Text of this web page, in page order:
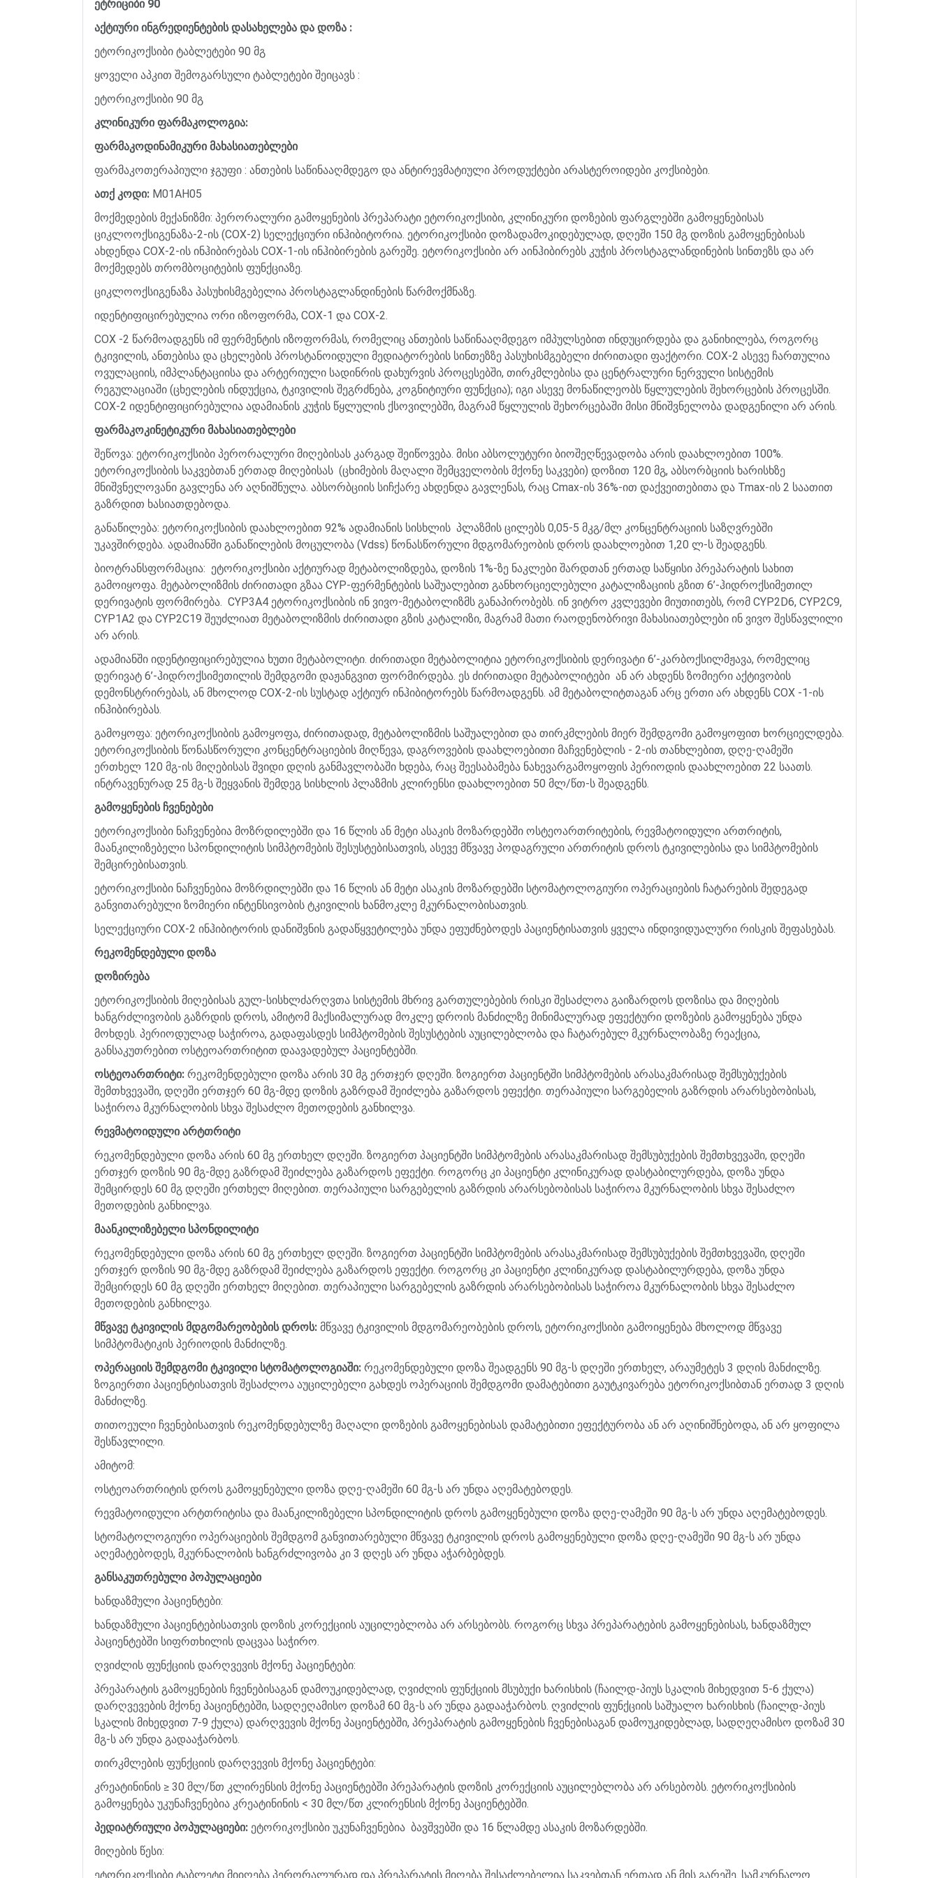
ეტრიციბი 90
აქტიური ინგრედიენტების დასახელება და დოზა :
ეტორიკოქსიბი ტაბლეტები 90 მგ
ყოველი აპკით შემოგარსული ტაბლეტები შეიცავს :
ეტორიკოქსიბი 90 მგ
კლინიკური ფარმაკოლოგია:
ფარმაკოდინამიკური მახასიათებლები
ფარმაკოთერაპიული ჯგუფი : ანთების საწინააღმდეგო და ანტირევმატიული პროდუქტები არასტეროიდები კოქსიბები.
ათქ კოდი: M01AH05
მოქმედების მექანიზმი: პერორალური გამოყენების პრეპარატი ეტორიკოქსიბი, კლინიკური დოზების ფარგლებში გამოყენებისას
ციკლოოქსიგენაზა-2-ის (COX-2) სელექციური ინჰიბიტორია. ეტორიკოქსიბი დოზადამოკიდებულად, დღეში 150 მგ დოზის გამოყენებისას
ახდენდა COX-2-ის ინჰიბირებას COX-1-ის ინჰიბირების გარეშე. ეტორიკოქსიბი არ აინჰიბირებს კუჭის პროსტაგლანდინების სინთეზს და არ
მოქმედებს თრომბოციტების ფუნქციაზე.
ციკლოოქსიგენაზა პასუხისმგებელია პროსტაგლანდინების წარმოქმნაზე.
იდენტიფიცირებულია ორი იზოფორმა, COX-1 და COX-2.
COX -2 წარმოადგენს იმ ფერმენტის იზოფორმას, რომელიც ანთების საწინააღმდეგო იმპულსებით ინდუცირდება და განიხილება, როგორც
ტკივილის, ანთებისა და ცხელების პროსტანოიდული მედიატორების სინთეზზე პასუხისმგებელი ძირითადი ფაქტორი. COX-2 ასევე ჩართულია
ოვულაციის, იმპლანტაციისა და არტერიული სადინრის დახურვის პროცესებში, თირკმლებისა და ცენტრალური ნერვული სისტემის
რეგულაციაში (ცხელების ინდუქცია, ტკივილის შეგრძნება, კოგნიტიური ფუნქცია); იგი ასევე მონაწილეობს წყლულების შეხორცების პროცესში.
COX-2 იდენტიფიცირებულია ადამიანის კუჭის წყლულის ქსოვილებში, მაგრამ წყლულის შეხორცებაში მისი მნიშვნელობა დადგენილი არ არის.
ფარმაკოკინეტიკური მახასიათებლები
შეწოვა: ეტორიკოქსიბი პერორალური მიღებისას კარგად შეიწოვება. მისი აბსოლუტური ბიოშეღწევადობა არის დაახლოებით 100%.
ეტორიკოქსიბის საკვებთან ერთად მიღებისას (ცხიმების მაღალი შემცველობის მქონე საკვები) დოზით 120 მგ, აბსორბციის ხარისხზე
მნიშვნელოვანი გავლენა არ აღნიშნულა. აბსორბციის სიჩქარე ახდენდა გავლენას, რაც Cmax-ის 36%-ით დაქვეითებითა და Tmax-ის 2 საათით
გაზრდით ხასიათდებოდა.
განაწილება: ეტორიკოქსიბის დაახლოებით 92% ადამიანის სისხლის პლაზმის ცილებს 0,05-5 მკგ/მლ კონცენტრაციის საზღვრებში
უკავშირდება. ადამიანში განაწილების მოცულობა (Vdss) წონასწორული მდგომარეობის დროს დაახლოებით 1,20 ლ-ს შეადგენს.
ბიოტრანსფორმაცია: ეტორიკოქსიბი აქტიურად მეტაბოლიზდება, დოზის 1%-ზე ნაკლები შარდთან ერთად საწყისი პრეპარატის სახით
გამოიყოფა. მეტაბოლიზმის ძირითადი გზაა CYP-ფერმენტების საშუალებით განხორციელებული კატალიზაციის გზით 6’-ჰიდროქსიმეთილ
დერივატის ფორმირება. CYP3A4 ეტორიკოქსიბის ინ ვივო-მეტაბოლიზმს განაპირობებს. ინ ვიტრო კვლევები მიუთითებს, რომ CYP2D6, CYP2C9,
CYP1A2 და CYP2C19 შეუძლიათ მეტაბოლიზმის ძირითადი გზის კატალიზი, მაგრამ მათი რაოდენობრივი მახასიათებლები ინ ვივო შესწავლილი
არ არის.
ადამიანში იდენტიფიცირებულია ხუთი მეტაბოლიტი. ძირითადი მეტაბოლიტია ეტორიკოქსიბის დერივატი 6’-კარბოქსილმჟავა, რომელიც
დერივატ 6’-ჰიდროქსიმეთილის შემდგომი დაჟანგვით ფორმირდება. ეს ძირითადი მეტაბოლიტები ან არ ახდენს ზომიერი აქტივობის
დემონსტრირებას, ან მხოლოდ COX-2-ის სუსტად აქტიურ ინჰიბიტორებს წარმოადგენს. ამ მეტაბოლიტთაგან არც ერთი არ ახდენს COX -1-ის
ინჰიბირებას.
გამოყოფა: ეტორიკოქსიბის გამოყოფა, ძირითადად, მეტაბოლიზმის საშუალებით და თირკმლების მიერ შემდგომი გამოყოფით ხორციელდება.
ეტორიკოქსიბის წონასწორული კონცენტრაციების მიღწევა, დაგროვების დაახლოებითი მაჩვენებლის - 2-ის თანხლებით, დღე-ღამეში
ერთხელ 120 მგ-ის მიღებისას შვიდი დღის განმავლობაში ხდება, რაც შეესაბამება ნახევარგამოყოფის პერიოდის დაახლოებით 22 საათს.
ინტრავენურად 25 მგ-ს შეყვანის შემდეგ სისხლის პლაზმის კლირენსი დაახლოებით 50 მლ/წთ-ს შეადგენს.
გამოყენების ჩვენებები
ეტორიკოქსიბი ნაჩვენებია მოზრდილებში და 16 წლის ან მეტი ასაკის მოზარდებში ოსტეოართრიტების, რევმატოიდული ართრიტის,
მაანკილიზებელი სპონდილიტის სიმპტომების შესუსტებისათვის, ასევე მწვავე პოდაგრული ართრიტის დროს ტკივილებისა და სიმპტომების
შემცირებისათვის.
ეტორიკოქსიბი ნაჩვენებია მოზრდილებში და 16 წლის ან მეტი ასაკის მოზარდებში სტომატოლოგიური ოპერაციების ჩატარების შედეგად
განვითარებული ზომიერი ინტენსივობის ტკივილის ხანმოკლე მკურნალობისათვის.
სელექციური COX-2 ინჰიბიტორის დანიშვნის გადაწყვეტილება უნდა ეფუძნებოდეს პაციენტისათვის ყველა ინდივიდუალური რისკის შეფასებას.
რეკომენდებული დოზა
დოზირება
ეტორიკოქსიბის მიღებისას გულ-სისხლძარღვთა სისტემის მხრივ გართულებების რისკი შესაძლოა გაიზარდოს დოზისა და მიღების
ხანგრძლივობის გაზრდის დროს, ამიტომ მაქსიმალურად მოკლე დროის მანძილზე მინიმალურად ეფექტური დოზების გამოყენება უნდა
მოხდეს. პერიოდულად საჭიროა, გადაფასდეს სიმპტომების შესუსტების აუცილებლობა და ჩატარებულ მკურნალობაზე რეაქცია,
განსაკუთრებით ოსტეოართრიტით დაავადებულ პაციენტებში.
ოსტეოართრიტი: რეკომენდებული დოზა არის 30 მგ ერთჯერ დღეში. ზოგიერთ პაციენტში სიმპტომების არასაკმარისად შემსუბუქების
შემთხვევაში, დღეში ერთჯერ 60 მგ-მდე დოზის გაზრდამ შეიძლება გაზარდოს ეფექტი. თერაპიული სარგებელის გაზრდის არარსებობისას,
საჭიროა მკურნალობის სხვა შესაძლო მეთოდების განხილვა.
რევმატოიდული არტთრიტი
რეკომენდებული დოზა არის 60 მგ ერთხელ დღეში. ზოგიერთ პაციენტში სიმპტომების არასაკმარისად შემსუბუქების შემთხვევაში, დღეში
ერთჯერ დოზის 90 მგ-მდე გაზრდამ შეიძლება გაზარდოს ეფექტი. როგორც კი პაციენტი კლინიკურად დასტაბილურდება, დოზა უნდა
შემცირდეს 60 მგ დღეში ერთხელ მიღებით. თერაპიული სარგებელის გაზრდის არარსებობისას საჭიროა მკურნალობის სხვა შესაძლო
მეთოდების განხილვა.
მაანკილიზებელი სპონდილიტი
რეკომენდებული დოზა არის 60 მგ ერთხელ დღეში. ზოგიერთ პაციენტში სიმპტომების არასაკმარისად შემსუბუქების შემთხვევაში, დღეში
ერთჯერ დოზის 90 მგ-მდე გაზრდამ შეიძლება გაზარდოს ეფექტი. როგორც კი პაციენტი კლინიკურად დასტაბილურდება, დოზა უნდა
შემცირდეს 60 მგ დღეში ერთხელ მიღებით. თერაპიული სარგებელის გაზრდის არარსებობისას საჭიროა მკურნალობის სხვა შესაძლო
მეთოდების განხილვა.
მწვავე ტკივილის მდგომარეობების დროს: მწვავე ტკივილის მდგომარეობების დროს, ეტორიკოქსიბი გამოიყენება მხოლოდ მწვავე
სიმპტომატიკის პერიოდის მანძილზე.
ოპერაციის შემდგომი ტკივილი სტომატოლოგიაში: რეკომენდებული დოზა შეადგენს 90 მგ-ს დღეში ერთხელ, არაუმეტეს 3 დღის მანძილზე.
ზოგიერთი პაციენტისათვის შესაძლოა აუცილებელი გახდეს ოპერაციის შემდგომი დამატებითი გაუტკივარება ეტორიკოქსიბთან ერთად 3 დღის
მანძილზე.
თითოეული ჩვენებისათვის რეკომენდებულზე მაღალი დოზების გამოყენებისას დამატებითი ეფექტურობა ან არ აღინიშნებოდა, ან არ ყოფილა
შესწავლილი.
ამიტომ:
ოსტეოართრიტის დროს გამოყენებული დოზა დღე-ღამეში 60 მგ-ს არ უნდა აღემატებოდეს.
რევმატოიდული არტთრიტისა და მაანკილიზებელი სპონდილიტის დროს გამოყენებული დოზა დღე-ღამეში 90 მგ-ს არ უნდა აღემატებოდეს.
სტომატოლოგიური ოპერაციების შემდგომ განვითარებული მწვავე ტკივილის დროს გამოყენებული დოზა დღე-ღამეში 90 მგ-ს არ უნდა
აღემატებოდეს, მკურნალობის ხანგრძლივობა კი 3 დღეს არ უნდა აჭარბებდეს.
განსაკუთრებული პოპულაციები
ხანდაზმული პაციენტები:
ხანდაზმული პაციენტებისათვის დოზის კორექციის აუცილებლობა არ არსებობს. როგორც სხვა პრეპარატების გამოყენებისას, ხანდაზმულ
პაციენტებში სიფრთხილის დაცვაა საჭირო.
ღვიძლის ფუნქციის დარღვევის მქონე პაციენტები:
პრეპარატის გამოყენების ჩვენებისაგან დამოუკიდებლად, ღვიძლის ფუნქციის მსუბუქი ხარისხის (ჩაილდ-პიუს სკალის მიხედვით 5-6 ქულა)
დარღვევების მქონე პაციენტებში, სადღეღამისო დოზამ 60 მგ-ს არ უნდა გადააჭარბოს. ღვიძლის ფუნქციის საშუალო ხარისხის (ჩაილდ-პიუს
სკალის მიხედვით 7-9 ქულა) დარღვევის მქონე პაციენტებში, პრეპარატის გამოყენების ჩვენებისაგან დამოუკიდებლად, სადღეღამისო დოზამ 30
მგ-ს არ უნდა გადააჭარბოს.
თირკმლების ფუნქციის დარღვევის მქონე პაციენტები:
კრეატინინის ≥ 30 მლ/წთ კლირენსის მქონე პაციენტებში პრეპარატის დოზის კორექციის აუცილებლობა არ არსებობს. ეტორიკოქსიბის
გამოყენება უკუნაჩვენებია კრეატინინის < 30 მლ/წთ კლირენსის მქონე პაციენტებში.
პედიატრიული პოპულაციები: ეტორიკოქსიბი უკუნაჩვენებია ბავშვებში და 16 წლამდე ასაკის მოზარდებში.
მიღების წესი:
ეტორიკოქსიბი ტაბლეტი მიიღება პერორალურად და პრეპარატის მიღება შესაძლებელია საკვებთან ერთად ან მის გარეშე. სამკურნალო